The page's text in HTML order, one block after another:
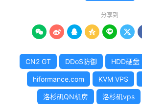
分享到
     
CN2 GT DDoS防御 HDD硬盘
hiformance.com KVM VPS
洛杉矶QN机房 洛杉矶vps